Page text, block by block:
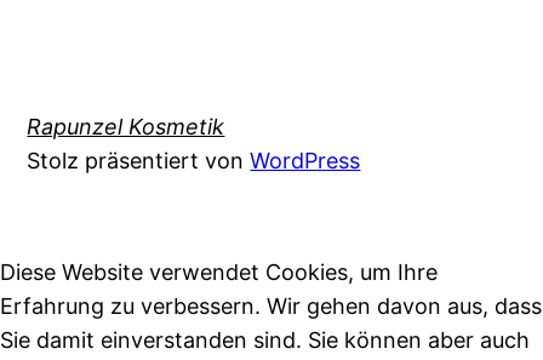
Rapunzel Kosmetik
Stolz präsentiert vonWordPress
Diese Website verwendet Cookies, um Ihre
Erfahrung zu verbessern. Wir gehen davon aus, dass
Sie damit einverstanden sind. Sie können aber auch